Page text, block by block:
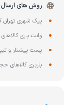
روش های ارسال
پیک شهری تهران
وانت باری
پست پیشتاز و
باربری کالاهای